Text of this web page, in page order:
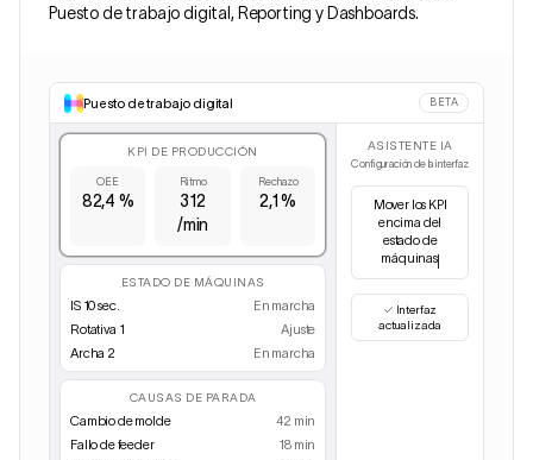
Puesto de trabajo digital, Reporting y Dashboards.
Puesto de trabajo digital BETA
KPI DE PRODUCCIÓN
OEE
82,4 %
Ritmo
312
/min
Rechazo
2,1 %
ESTADO DE MÁQUINAS
IS 10 sec.
En marcha
Rotativa 1
Ajuste
Archa 2
En marcha
CAUSAS DE PARADA
Cambio de molde
42 min
Fallo de feeder
18 min
ASISTENTE IA
Configuración de la interfaz
Oc
✓Interfaz
actualizada